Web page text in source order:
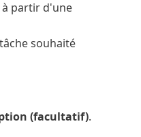
partir d'une
souhaité
(facultatif).